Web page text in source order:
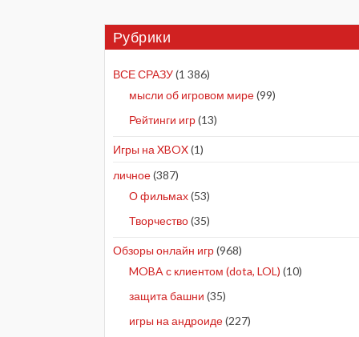
Рубрики
ВСЕ СРАЗУ(1 386)
мысли об игровом мире(99)
Рейтинги игр(13)
Игры на XBOX(1)
личное(387)
О фильмах(53)
Творчество(35)
Обзоры онлайн игр(968)
MOBA с клиентом (dota, LOL) (10)
защита башни (35)
игры на андроиде(227)